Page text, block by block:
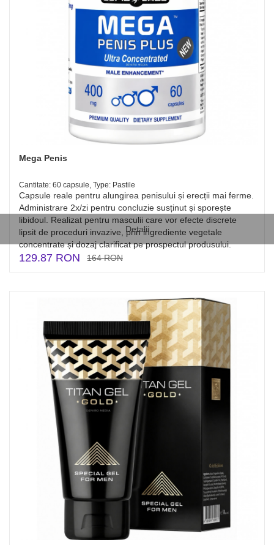
Detalii
Mega Penis
Cantitate: 60 capsule, Type: Pastile
Capsule reale pentru alungirea penisului și erecții mai ferme.
Administrare 2x/zi pentru concluzie susținut și sporește
libidoul. Realizat pentru masculii care vor efecte discrete
lipsit de proceduri invazive, prin ingrediente vegetale
concentrate și dozaj clarificat pe prospectul produsului.
129.87 RON 164 RON